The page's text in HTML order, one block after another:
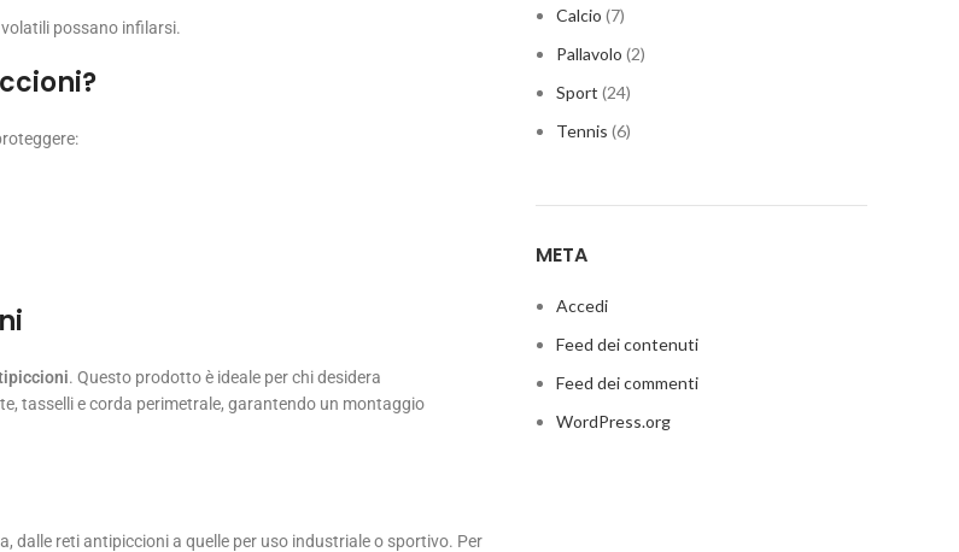
possano infilarsi.
. Questo prodotto è ideale per chi desidera
tasselli e corda perimetrale, garantendo un montaggio
dalle reti antipiccioni a quelle per uso industriale o sportivo. Per
Calcio (7)
Pallavolo (2)
Sport (24)
Tennis (6)
META
Accedi
Feed dei contenuti
Feed dei commenti
WordPress.org